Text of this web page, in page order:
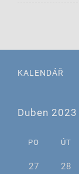
KALENDÁŘ
Duben 2023
PO ÚT
27 28